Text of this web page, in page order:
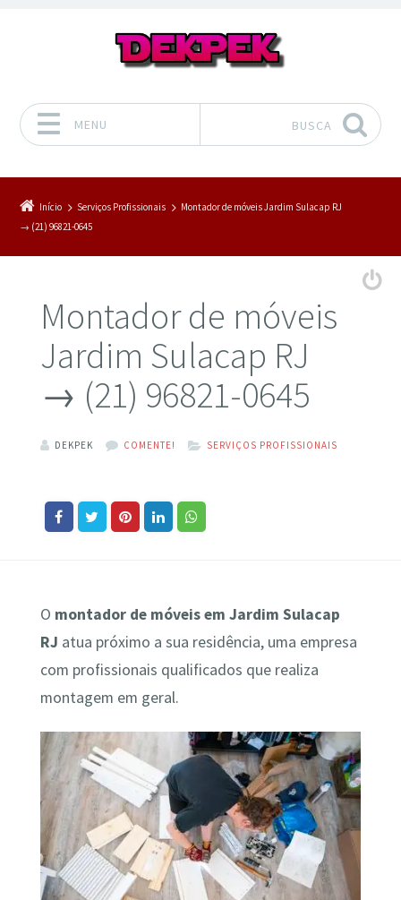
MENU BUSCA
Início Serviços Profissionais
Montador de móveis Jardim Sulacap RJ
→ (21) 96821-0645
Montador de móveis
Jardim Sulacap RJ
→ (21) 96821-0645
DEKPEK COMENTE! SERVIÇOS PROFISSIONAIS
O montador de móveis em Jardim Sulacap
RJ atua próximo a sua residência, uma empresa
com profissionais qualificados que realiza
montagem em geral.